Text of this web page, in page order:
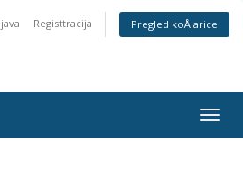
Registtracija Pregled koÅ¡arice